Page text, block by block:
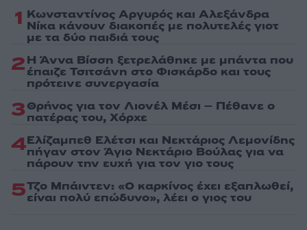
1 Κωνσταντίνος Αργυρός και Αλεξάνδρα
Νίκα κάνουν διακοπές με πολυτελές γιοτ
με τα δύο παιδιά τους
2Η Άννα Βίσση ξετρελάθηκε με μπάντα που
έπαιζε Τσιτσάνη στο Φισκάρδο και τους
πρότεινε συνεργασία
3Θρήνος για τον Λιονέλ Μέσι – Πέθανε ο
πατέρας του, Χόρχε
4Ελίζαμπεθ Ελέτσι και Νεκτάριος Λεμονίδης
πήγαν στον Άγιο Νεκτάριο Βούλας για να
πάρουν την ευχή για τον γιο τους
5Τζο Μπάιντεν: «Ο καρκίνος έχει εξαπλωθεί,
είναι πολύ επώδυνο», λέει ο γιος του